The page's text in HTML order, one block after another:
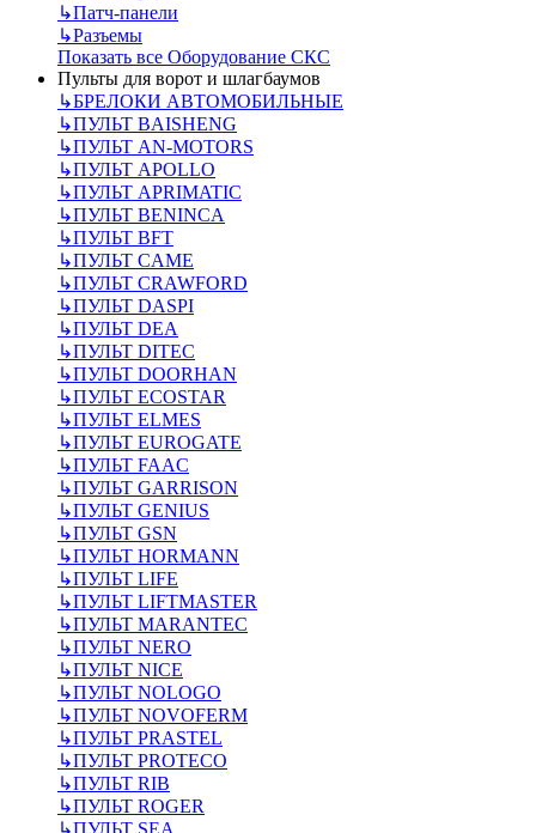
↳Патч-панели
↳Разъемы
Показать все Оборудование СКС
Пульты для ворот и шлагбаумов
↳БРЕЛОКИ АВТОМОБИЛЬНЫЕ
↳ПУЛЬТ BAISHENG
↳ПУЛЬТ AN-MOTORS
↳ПУЛЬТ APOLLO
↳ПУЛЬТ APRIMATIC
↳ПУЛЬТ BENINCA
↳ПУЛЬТ BFT
↳ПУЛЬТ CAME
↳ПУЛЬТ CRAWFORD
↳ПУЛЬТ DASPI
↳ПУЛЬТ DEA
↳ПУЛЬТ DITEC
↳ПУЛЬТ DOORHAN
↳ПУЛЬТ ECOSTAR
↳ПУЛЬТ ELMES
↳ПУЛЬТ EUROGATE
↳ПУЛЬТ FAAC
↳ПУЛЬТ GARRISON
↳ПУЛЬТ GENIUS
↳ПУЛЬТ GSN
↳ПУЛЬТ HORMANN
↳ПУЛЬТ LIFE
↳ПУЛЬТ LIFTMASTER
↳ПУЛЬТ MARANTEC
↳ПУЛЬТ NERO
↳ПУЛЬТ NICE
↳ПУЛЬТ NOLOGO
↳ПУЛЬТ NOVOFERM
↳ПУЛЬТ PRASTEL
↳ПУЛЬТ PROTECO
↳ПУЛЬТ RIB
↳ПУЛЬТ ROGER
↳ПУЛЬТ SEA